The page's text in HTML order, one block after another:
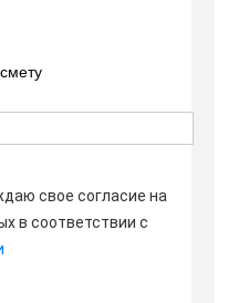
свое согласие на
в соответствии с